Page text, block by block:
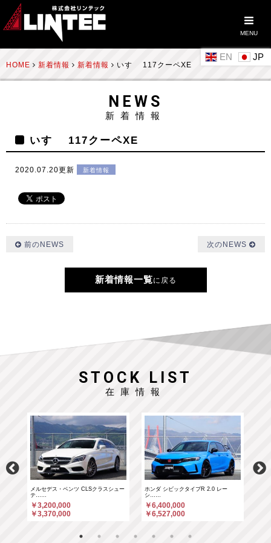
MENU
EN
HOME 新着情報 新着情報 いすゞ 117クーペXE
NEWS
新着情報
いすゞ 117クーペXE
2020.07.20更新 新着情報
前のNEWS 次のNEWS
新着情報一覧に戻る
STOCK LIST
在庫情報
メルセデス・ベンツ CLSクラスシュー
テ……
￥3,200,000
￥3,370,000
ホンダ シビックタイプR 2.0 レー
シ……
￥6,400,000
￥6,527,000